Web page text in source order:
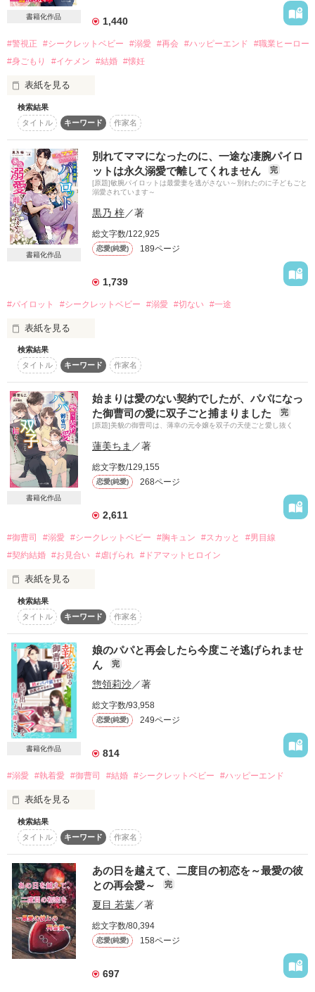
藤堂    玲　 (２８） 外交官　イギリス大使館勤務
実際の団体などとは全く関係ありません。
作品を読む
書籍化作品 1,440
#警視正 #シークレットベビー #溺愛 #再会 #ハッピーエンド
#職業ヒーロー
#身ごもり
#イケメン #結婚 #懐妊
表紙を見る
エリート警視正の一途な愛に包まれて
岡本　佳純（おかもと　かすみ）２４歳
フラワーショップ店員
鮫島　瞬（さめじま　しゅん）２９歳
警視庁勤務
「俺は立派な人間なんかじゃないよ。君を彼女にしたくて焦っ
てるただの男だ」
家族を亡くしながらも前向きにフラワーショップで働く佳純
信念を持って職務にあたる瞬を心から愛し、瞬も佳純を深い
愛情で包む。
初めて結ばれた日、この幸せはずっと続くと思っていたのに
――
「短い間でしたけど、ありがとうございました」
『待て、佳純――』
を切る思いで別れを切り出す。
彼の将来のためにもう二度と会うつもりはない佳純は仕事を
辞め、姿を消す。
お腹に宿った愛しい人の子を守り育てる。それだけが生きる
意味になった。
しかし４年後、ひとりで息子を育てる佳純の前に瞬が現れて
――
「俺は、もう二度と諦めたくない」
瞬の強引なアプローチに佳純は想いを押さえられなくな
「あのときよりもっと佳純を愛してる――結婚してほしい」
２０２４年１２月にベリーズ文庫より発売される作品の改稿前
の文章となります。
書籍版ではいろいろと手を加え、展開が変わっていたり、キュ
ン度も増しておりますので
合わせて楽しんでいただけると嬉しいです！
さなほさま　鮭ムニエルさま　ukocoさま　嬉しいレビューあ
りがとうございます！！
検索結果
タイトル
キーワード 作家名
書籍化作品
別れてママになったのに、一途な凄腕パイロ
ットは永久溺愛で離してくれません
完
[原題]敏腕パイロットは最愛妻を逃がさない～別れたのに子どもごと
溺愛されています～
黒乃 梓／著
総文字数/122,925
恋愛(純愛) 189ページ
1,739
#パイロット #シークレットベビー #溺愛 #切ない #一途
表紙を見る
どうして彼が私を選んだのかはわからない
でも会うたびに惹かれて、好きになって
いつの間にかかけがえのない存在になっていった、
それなのに――「私と別れて」
一方的に傷つけた。こうするしかなかった。
しばらくして彼の子どもを妊娠しているのがわかったけれど
ひとりで育てていくと決めた。
彼の人生から私はとっくに退場している。
二度と会わない、会えない。そう思っていたのに
「今度こそ大事にするからもう一度俺とやり直してほしいん
待ってよ、なにを言ってるの？
「俺との結婚を承諾するまで離さない」
愛される資格なんてない――私は選べなかった
大好きなあなたとの未来を、自分で手放したのに
「愛している。もう二度と手放さないし、誰にも渡さない」
2024.6.23 公開＆完結
永遠さん　レビューありがとうございます☆
検索結果
タイトル
キーワード 作家名
書籍化作品
始まりは愛のない契約でしたが、パパになっ
た御曹司の愛に双子ごと捕まりました
完
[原題]美貌の御曹司は、薄幸の元令嬢を双子の天使ごと愛し抜く
蓮美ちま ／著
総文字数/129,155
恋愛(純愛) 268ページ
2,611
#御曹司 #溺愛 #シークレットベビー #胸キュン #スカッと
#男目線
#契約結婚 #お見合い #虐げられ #ドアマットヒロイン
表紙を見る
灰色の人生から救ってくれたのは、
強要されて出席したお見合いの相手だった。
息を呑むほどの美貌の御曹司
桐生 晴臣（29）
×
理不尽に虐げられ生きる希望を失っている
秋月 萌（24）
萌は徐々に本来の自分を取り戻していく。
しかし、ようやく訪れた幸せも束の間
叔父と叔母のある秘密に気づいてしまった萌は
自らの意思で晴臣の元を去る決意をした。
それから三年……
彼に内緒で双子を育てていた萌の目の前に
別れたはずの晴臣があらわれる。
「萌以外の女性と結婚するなんて考えられない。
検索結果
タイトル
キーワード 作家名
書籍化作品
娘のパパと再会したら今度こそ逃げられませ
ん
完
惣領莉沙／著
総文字数/93,958
恋愛(純愛) 249ページ
814
#溺愛 #執着愛 #御曹司 #結婚 #シークレットベビー #ハッピーエンド
表紙を見る
＊＊＊＊＊◇＊＊＊＊＊◇＊＊＊＊＊◇＊＊＊＊＊
茅島杏奈（かやしま　あんな）29歳
レストランで働くシングルマザー
塩崎蓮斗（しおざき　れんと）31歳
製薬会社社長子息　次期社長
＊＊＊＊＊◇＊＊＊＊＊◇＊＊＊＊＊◇＊＊＊＊＊
検索結果
タイトル
キーワード 作家名
あの日を越えて、二度目の初恋を～最愛の彼
との再会愛～
完
夏目 若葉／著
総文字数/80,394
恋愛(純愛) 158ページ
697